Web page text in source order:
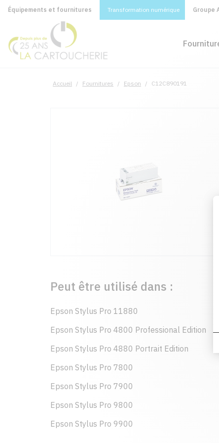
Équipements et fournitures Transformation numérique Groupe
Accueil / Fournitures / Epson / C12C890191
Peut être utilisé dans :
Epson Stylus Pro 11880
Epson Stylus Pro 4800 Professional Edition
Epson Stylus Pro 4880 Portrait Edition
Epson Stylus Pro 7800
Epson Stylus Pro 7900
Epson Stylus Pro 9800
Epson Stylus Pro 9900